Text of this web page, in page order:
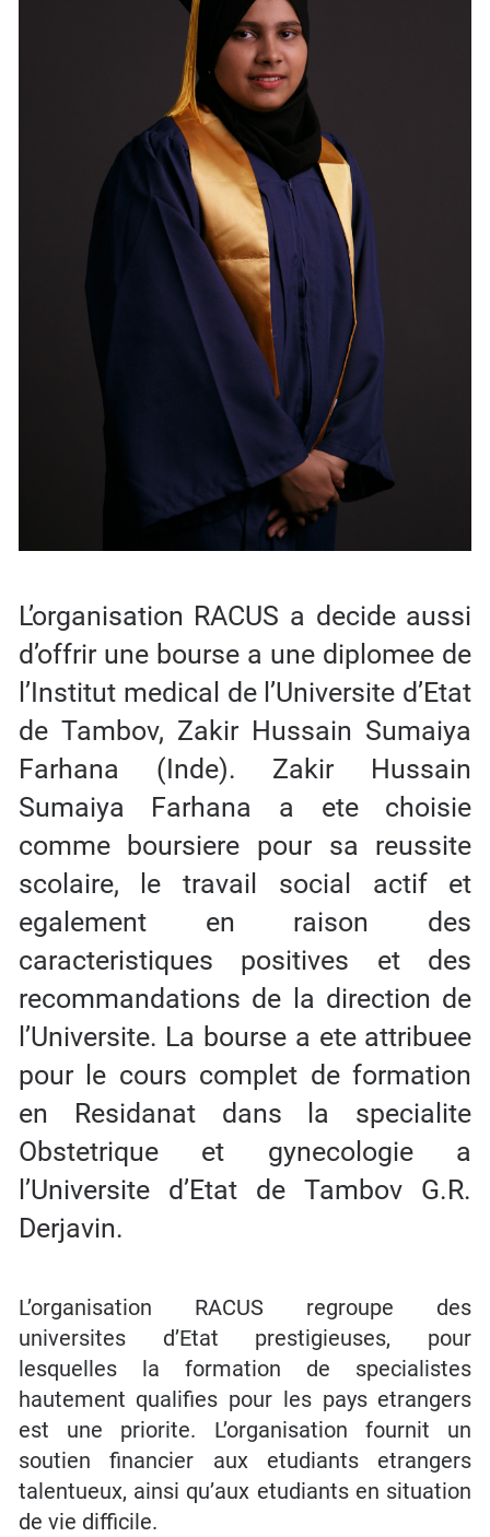
L’organisation RACUS a decide aussi
d’offrir une bourse a une diplomee de
l’Institut medical de l’Universite d’Etat
de Tambov, Zakir Hussain Sumaiya
Farhana (Inde). Zakir Hussain
Sumaiya Farhana a ete choisie
comme boursiere pour sa reussite
scolaire, le travail social actif et
egalement en raison des
caracteristiques positives et des
recommandations de la direction de
l’Universite. La bourse a ete attribuee
pour le cours complet de formation
en Residanat dans la specialite
Obstetrique et gynecologie a
l’Universite d’Etat de Tambov G.R.
Derjavin.
L’organisation RACUS regroupe des
universites d’Etat prestigieuses, pour
lesquelles la formation de specialistes
hautement qualifies pour les pays etrangers
est une priorite. L’organisation fournit un
soutien financier aux etudiants etrangers
talentueux, ainsi qu’aux etudiants en situation
de vie difficile.